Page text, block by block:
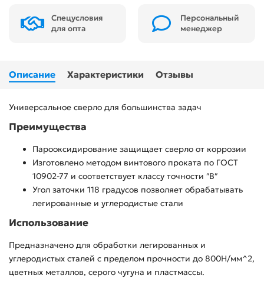
Спецусловия
для опта
Персональный
менеджер
Описание Характеристики Отзывы
Универсальное сверло для большинства задач
Преимущества
Парооксидирование защищает сверло от коррозии
Изготовлено методом винтового проката по ГОСТ
10902-77 и соответствует классу точности ″В″
Угол заточки 118 градусов позволяет обрабатывать
легированные и углеродистые стали
Использование
Предназначено для обработки легированных и
углеродистых сталей с пределом прочности до 800Н/мм^2,
цветных металлов, серого чугуна и пластмассы.